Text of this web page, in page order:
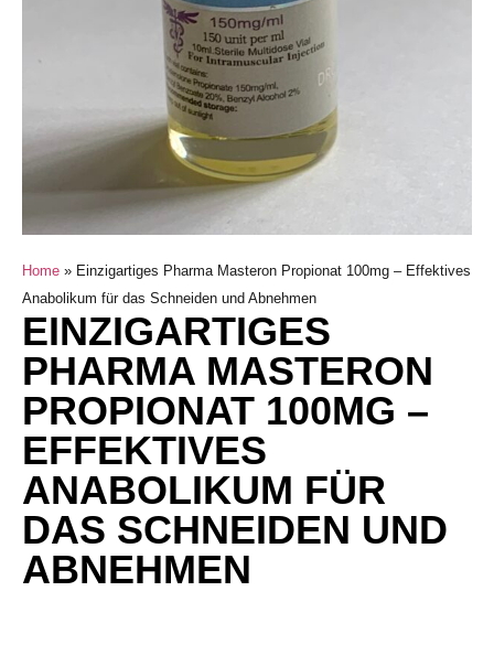
Home » Einzigartiges Pharma Masteron Propionat 100mg – Effektives
Anabolikum für das Schneiden und Abnehmen
EINZIGARTIGES
PHARMA MASTERON
PROPIONAT 100MG –
EFFEKTIVES
ANABOLIKUM FÜR
DAS SCHNEIDEN UND
ABNEHMEN